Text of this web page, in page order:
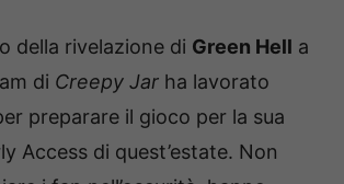
della rivelazione di Green Hell a
di Creepy Jar ha lavorato
preparare il gioco per la sua
Access di quest’estate. Non